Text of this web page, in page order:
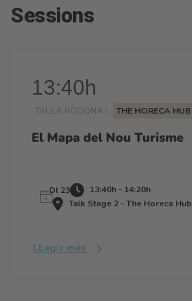
Sessions
13:40h
TAULA RODONA | THE HORECA HUB
El Mapa del Nou Turisme
Dl 23
13:40h - 14:20h
Talk Stage 2 - The Horeca Hub
LLegir més